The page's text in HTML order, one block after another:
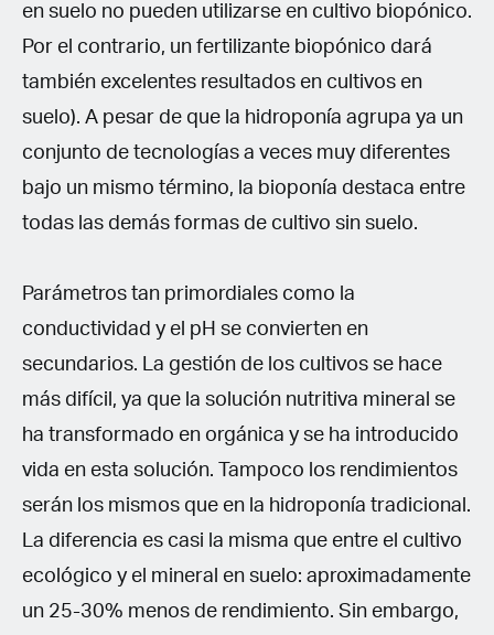
en suelo no pueden utilizarse en cultivo biopónico.
Por el contrario, un fertilizante biopónico dará
también excelentes resultados en cultivos en
suelo). A pesar de que la hidroponía agrupa ya un
conjunto de tecnologías a veces muy diferentes
bajo un mismo término, la bioponía destaca entre
todas las demás formas de cultivo sin suelo.
Parámetros tan primordiales como la
conductividad y el pH se convierten en
secundarios. La gestión de los cultivos se hace
más difícil, ya que la solución nutritiva mineral se
ha transformado en orgánica y se ha introducido
vida en esta solución. Tampoco los rendimientos
serán los mismos que en la hidroponía tradicional.
La diferencia es casi la misma que entre el cultivo
ecológico y el mineral en suelo: aproximadamente
un 25-30% menos de rendimiento. Sin embargo,